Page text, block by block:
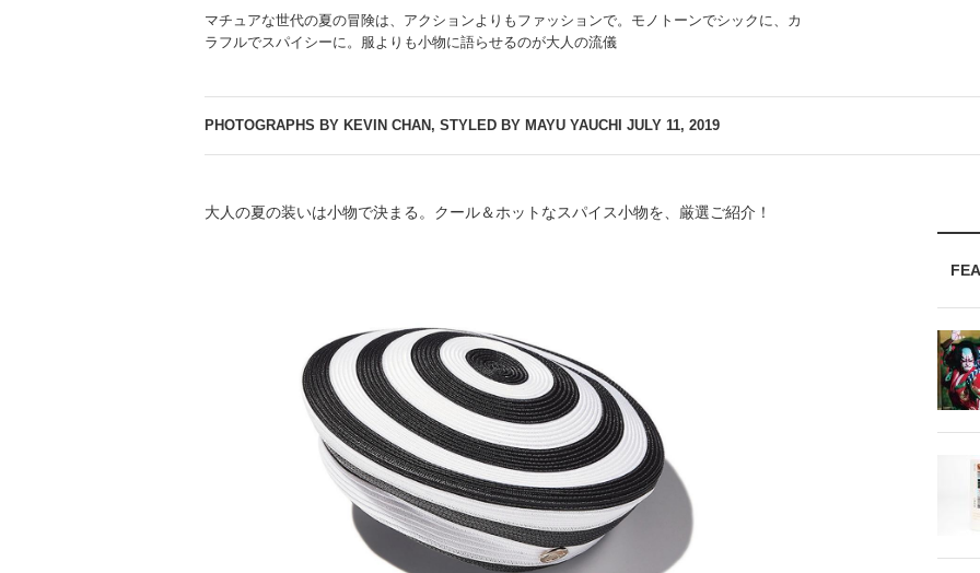
マチュアな世代の夏の冒険は、アクションよりもファッションで。モノトーンでシックに、カ
ラフルでスパイシーに。服よりも小物に語らせるのが大人の流儀
PHOTOGRAPHS BY KEVIN CHAN, STYLED BY MAYU YAUCHI JULY 11, 2019
大人の夏の装いは小物で決まる。クール＆ホットなスパイス小物を、厳選ご紹介！